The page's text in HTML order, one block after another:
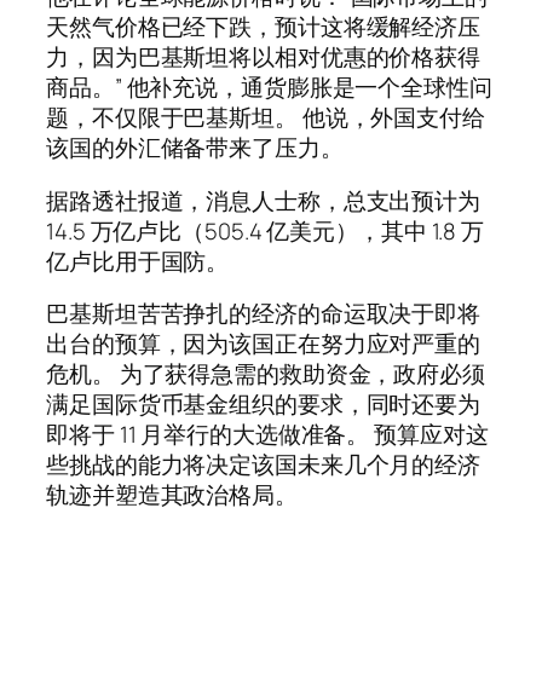
天然气价格已经下跌，预计这将缓解经济压
力，因为巴基斯坦将以相对优惠的价格获得
商品。” 他补充说，通货膨胀是一个全球性问
题，不仅限于巴基斯坦。 他说，外国支付给
该国的外汇储备带来了压力。
据路透社报道，消息人士称，总支出预计为
14.5 万亿卢比（505.4 亿美元），其中 1.8 万
亿卢比用于国防。
巴基斯坦苦苦挣扎的经济的命运取决于即将
出台的预算，因为该国正在努力应对严重的
危机。 为了获得急需的救助资金，政府必须
满足国际货币基金组织的要求，同时还要为
即将于 11 月举行的大选做准备。 预算应对这
些挑战的能力将决定该国未来几个月的经济
轨迹并塑造其政治格局。